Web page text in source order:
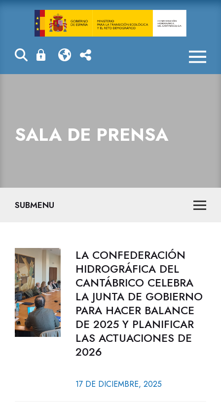
Sala de prensa
SALA DE PRENSA
SUBMENU
LA CONFEDERACIÓN
HIDROGRÁFICA DEL
CANTÁBRICO CELEBRA
LA JUNTA DE GOBIERNO
PARA HACER BALANCE
DE 2025 Y PLANIFICAR
LAS ACTUACIONES DE
2026
17 DE DICIEMBRE, 2025